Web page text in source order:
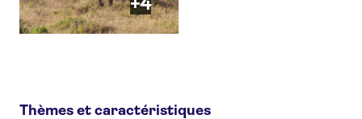
Thèmes et caractéristiques